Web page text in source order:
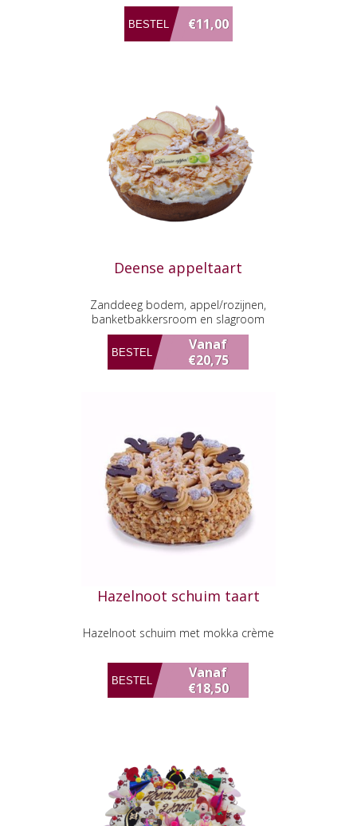
€11,00
Deense appeltaart
Zanddeeg bodem, appel/rozijnen,
banketbakkersroom en slagroom
Vanaf
€20,75
Hazelnoot schuim taart
Hazelnoot schuim met mokka crème
Vanaf
€18,50